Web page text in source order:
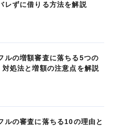
レずに借りる方法を解説
ルの増額審査に落ちる5つの
処法と増額の注意点を解説
ルの審査に落ちる10の理由と